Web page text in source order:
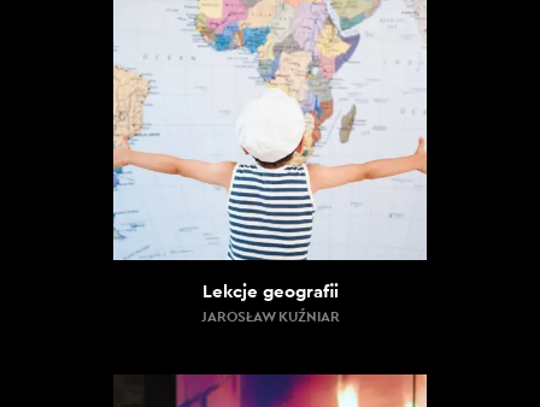
Lekcje geografii
JAROSŁAW KUŹNIAR